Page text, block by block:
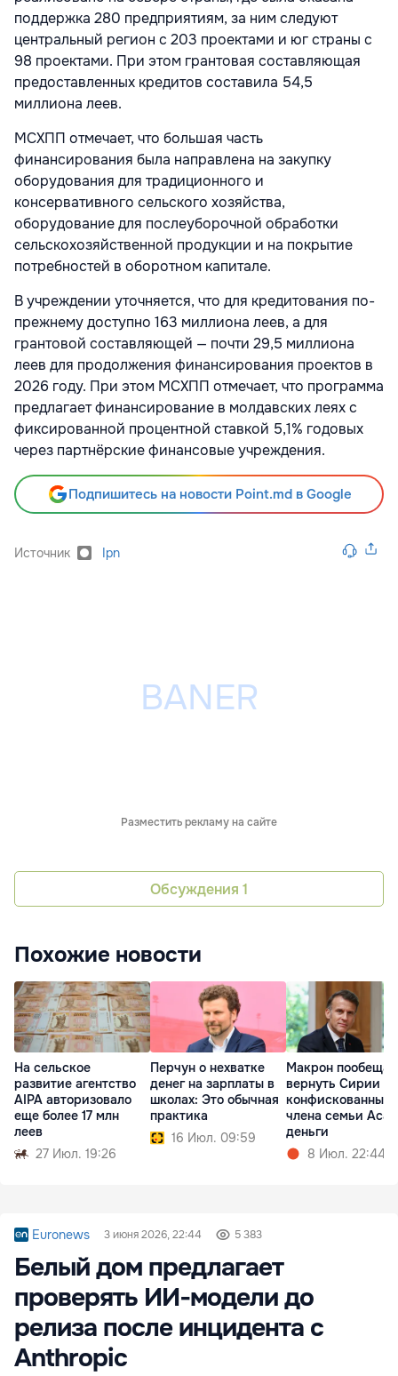
поддержка 280 предприятиям, за ним следуют
центральный регион с 203 проектами и юг страны с
98 проектами. При этом грантовая составляющая
предоставленных кредитов составила 54,5
миллиона леев.
МСХПП отмечает, что большая часть
финансирования была направлена на закупку
оборудования для традиционного и
консервативного сельского хозяйства,
оборудование для послеуборочной обработки
сельскохозяйственной продукции и на покрытие
потребностей в оборотном капитале.
В учреждении уточняется, что для кредитования по-
прежнему доступно 163 миллиона леев, а для
грантовой составляющей — почти 29,5 миллиона
леев для продолжения финансирования проектов в
2026 году. При этом МСХПП отмечает, что программа
предлагает финансирование в молдавских леях с
фиксированной процентной ставкой 5,1% годовых
через партнёрские финансовые учреждения.
Подпишитесь на новости Point.md в Google
Источник Ipn
Разместить рекламу на сайте
Обсуждения 1
Похожие новости
На сельское
развитие агентство
AIPA авторизовало
еще более 17 млн
леев
27 Июл. 19:26
Перчун о нехватке
денег на зарплаты в
школах: Это обычная
практика
16 Июл. 09:59
Макрон пообещал
вернуть Сирии
конфискованные
члена семьи
деньги
8 Июл. 22:44
Euronews 3 июня 2026, 22:44 5 383
Белый дом предлагает
проверять ИИ‑модели до
релиза после инцидента с
Anthropic